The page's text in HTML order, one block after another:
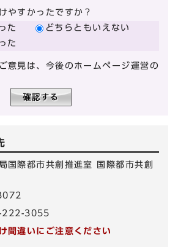
やすかったですか？
た
どちらともいえない
た
意見は、今後のホームページ運営の
国際都市共創推進室 国際都市共創
222-3055
間違いにご注意ください